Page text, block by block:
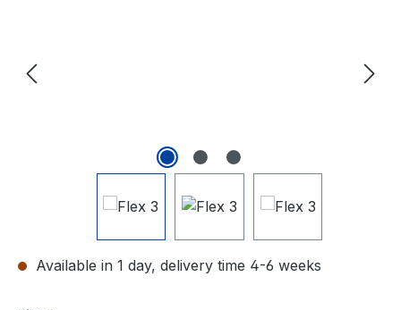
Available in 1 day, delivery time 4-6 weeks